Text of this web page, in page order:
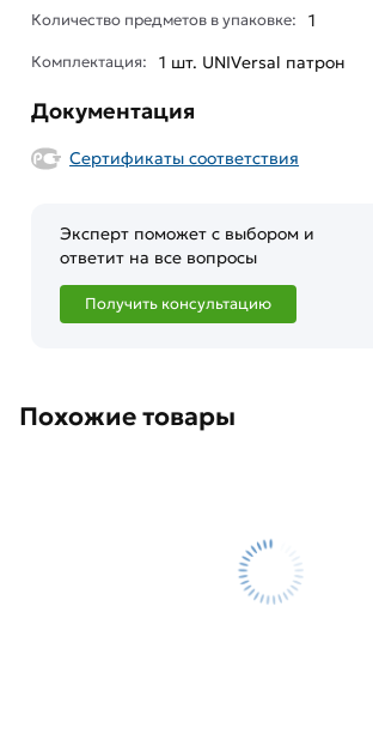
Количество предметов в упаковке: 1
Комплектация: 1 шт. UNIVersal патрон
Документация
Сертификаты соответствия
Эксперт поможет с выбором и
ответит на все вопросы
Получить консультацию
Похожие товары